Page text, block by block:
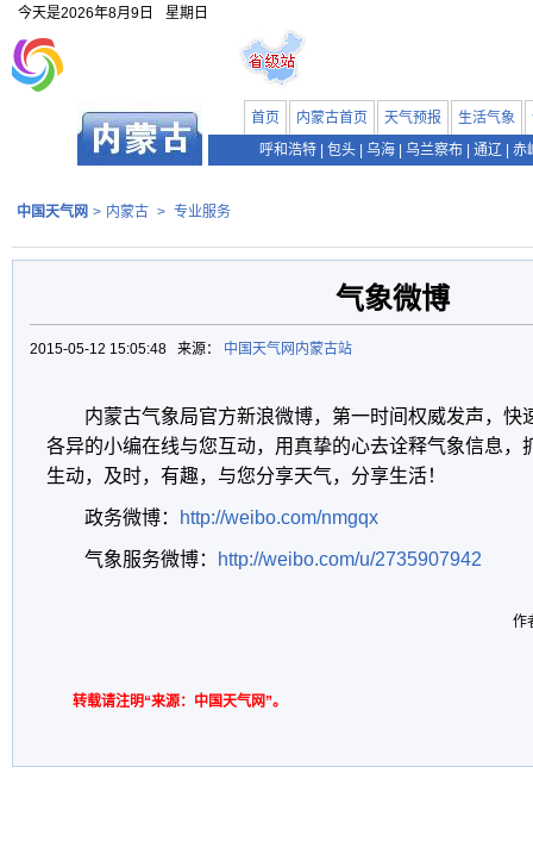
今天是2026年8月9日 星期日
首页 内蒙古首页 天气预报 生活气象
呼和浩特
包头 乌海 乌兰察布 通辽 赤
中国天气网 > 内蒙古 > 专业服务
气象微博
2015-05-12 15:05:48 来源： 中国天气网内蒙古站
内蒙古气象局官方新浪微博，第一时间权威发声，快
各异的小编在线与您互动，用真挚的心去诠释气象信息，
生动，及时，有趣，与您分享天气，分享生活！
政务微博： http://weibo.com/nmgqx
气象服务微博： http://weibo.com/u/2735907942
作
转载请注明“来源：中国天气网”。